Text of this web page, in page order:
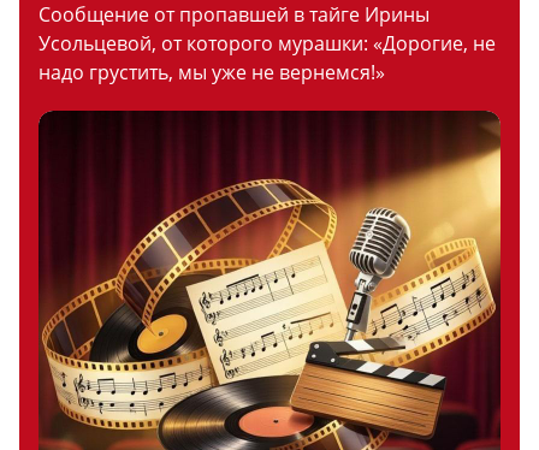
Сообщение от пропавшей в тайге Ирины
Усольцевой, от которого мурашки: «Дорогие, не
надо грустить, мы уже не вернемся!»